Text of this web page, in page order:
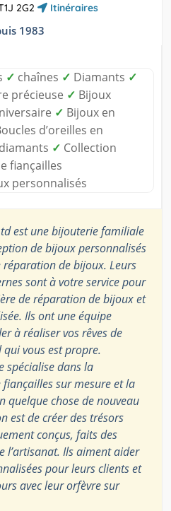
2G2
Itinéraires
1983
✓ chaînes ✓ Diamants ✓
précieuse ✓ Bijoux
✓ Bijoux en
d’oreilles en
✓ Collection
fiançailles
personnalisés
est une bijouterie familiale
de bijoux personnalisés
réparation de bijoux. Leurs
sont à votre service pour
de réparation de bijoux et
Ils ont une équipe
à réaliser vos rêves de
qui vous est propre.
spécialise dans la
sur mesure et la
quelque chose de nouveau
est de créer des trésors
conçus, faits des
l’artisanat. Ils aiment aider
pour leurs clients et
avec leur orfèvre sur